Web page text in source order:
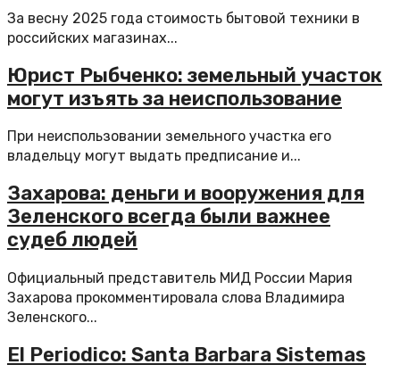
За весну 2025 года стоимость бытовой техники в
российских магазинах...
Юрист Рыбченко: земельный участок
могут изъять за неиспользование
При неиспользовании земельного участка его
владельцу могут выдать предписание и...
Захарова: деньги и вооружения для
Зеленского всегда были важнее
судеб людей
Официальный представитель МИД России Мария
Захарова прокомментировала слова Владимира
Зеленского...
El Periodico: Santa Barbara Sistemas